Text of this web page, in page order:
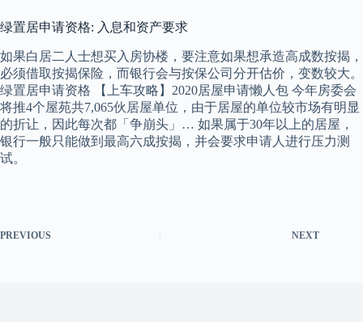
绿置居申请资格: 入息和资产要求
如果白居二人士想买入房协楼，要注意如果想承造高成数按揭，
必须借取按揭保险，而银行会与按保公司分开估价，变数较大。
绿置居申请资格 【上车攻略】2020居屋申请懒人包 今年房委会
将推4个屋苑共7,065伙居屋单位，由于居屋的单位较市场有明显
的折让，因此每次都「争崩头」… 如果属于30年以上的居屋，
银行一般只能做到最高六成按揭，并会要求申请人进行压力测
试。
PREVIOUS NEXT